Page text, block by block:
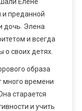
и преданной
дочь. Элена
и всегда
своих детях.
образа
много времени
старается
и учить